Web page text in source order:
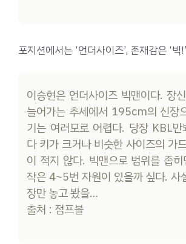
포지션에서는 ‘언더사이즈’, 존재감은 ‘빅!’
이승현은 언더사이즈 빅맨이다. 장
늘어가는 추세에서 195cm의 신장
기는 여러모로 어렵다. 당장 KBL만
다 키가 크거나 비슷한 사이즈의 가
이 적지 않다. 빅맨으로 범위를 좁
작은 4~5번 자원이 있을까 싶다. 사
장만 놓고 봤을…
출처 : 점프볼